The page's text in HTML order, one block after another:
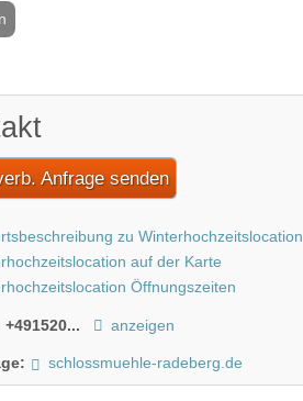
Anfrage senden
zu Winterhochzeitslocation
auf der Karte
Öffnungszeiten
+491520... anzeigen
schlossmuehle-radeberg.de